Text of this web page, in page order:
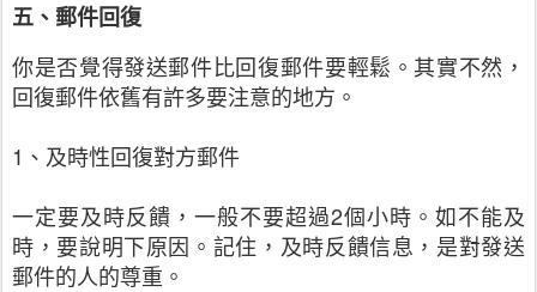
五、郵件回復
你是否覺得發送郵件比回復郵件要輕鬆。其實不然，
回復郵件依舊有許多要注意的地方。
1、及時性回復對方郵件
一定要及時反饋，一般不要超過2個小時。如不能及
時，要說明下原因。記住，及時反饋信息，是對發送
郵件的人的尊重。